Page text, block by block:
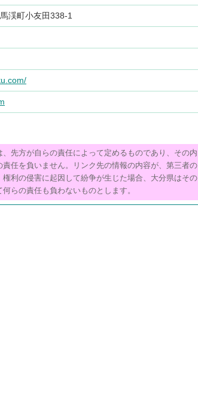
渓町小友田338-1
、先方が自らの責任によって定めるものであり、その内
任を負いません。リンク先の情報の内容が、第三者の
利の侵害に起因して紛争が生じた場合、大分県はその
らの責任も負わないものとします。